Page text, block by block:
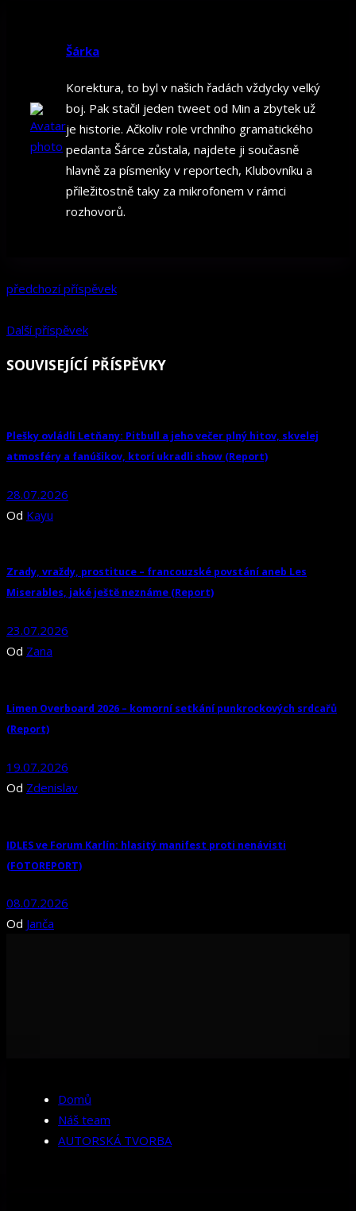
Šárka
Korektura, to byl v našich řadách vždycky velký
boj. Pak stačil jeden tweet od Min a zbytek už
je historie. Ačkoliv role vrchního gramatického
pedanta Šárce zůstala, najdete ji současně
hlavně za písmenky v reportech, Klubovníku a
příležitostně taky za mikrofonem v rámci
rozhovorů.
předchozí příspěvek
Další příspěvek
SOUVISEJÍCÍ PŘÍSPĚVKY
Plešky ovládli Letňany: Pitbull a jeho večer plný hitov, skvelej
atmosféry a fanúšikov, ktorí ukradli show (Report)
28.07.2026
Od Kayu
Zrady, vraždy, prostituce – francouzské povstání aneb Les
Miserables, jaké ještě neznáme (Report)
23.07.2026
Od Zana
Limen Overboard 2026 – komorní setkání punkrockových srdcařů
(Report)
19.07.2026
Od Zdenislav
IDLES ve Forum Karlín: hlasitý manifest proti nenávisti
(FOTOREPORT)
08.07.2026
Od Janča
Domů
Náš team
AUTORSKÁ TVORBA